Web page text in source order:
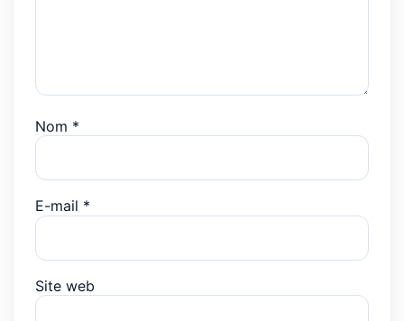
Nom *
E-mail *
Site web